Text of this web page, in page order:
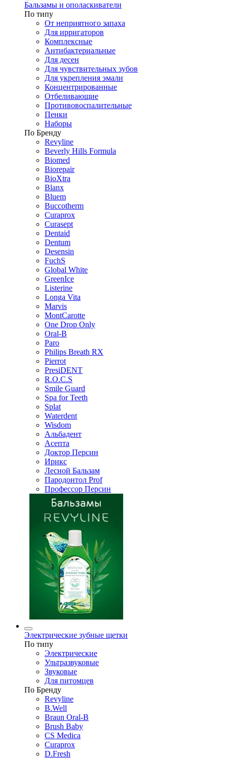
Бальзамы и ополаскиватели
По типу
От неприятного запаха
Для ирригаторов
Комплексные
Антибактериальные
Для десен
Для чувствительных зубов
Для укрепления эмали
Концентрированные
Отбеливающие
Противовоспалительные
Пенки
Наборы
По Бренду
Revyline
Beverly Hills Formula
Biomed
Biorepair
BioXtra
Blanx
Bluem
Buccotherm
Curaprox
Curasept
Dentaid
Dentum
Desensin
FuchS
Global White
GreenIce
Listerine
Longa Vita
Marvis
MontCarotte
One Drop Only
Oral-B
Paro
Philips Breath RX
Pierrot
PresiDENT
R.O.C.S
Smile Guard
Spa for Teeth
Splat
Waterdent
Wisdom
Альбадент
Асепта
Доктор Персин
Ирикс
Лесной Бальзам
Пародонтол Prof
Профессор Персин
Электрические зубные щетки
По типу
Электрические
Ультразвуковые
Звуковые
Для питомцев
По Бренду
Revyline
B.Well
Braun Oral-B
Brush Baby
CS Medica
Curaprox
D.Fresh